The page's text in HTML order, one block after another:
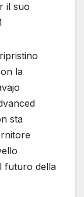
il suo
la
sta
futuro della